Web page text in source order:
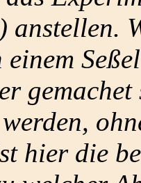
anstellen.
einem
hier die